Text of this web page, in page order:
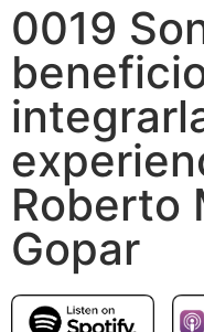
0019
Roberto
Gopar